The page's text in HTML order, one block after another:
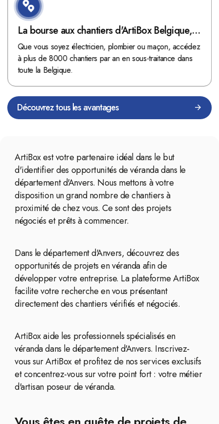
La bourse aux chantiers d'ArtiBox Belgique,
véritable mine d'or !
Que vous soyez électricien, plombier ou maçon, accédez
à plus de 8000 chantiers par an en sous-traitance dans
toute la Belgique.
Découvrez tous les avantages
ArtiBox est votre partenaire idéal dans le but
d'identifier des opportunités de véranda dans le
département d'Anvers. Nous mettons à votre
disposition un grand nombre de chantiers à
proximité de chez vous. Ce sont des projets
négociés et prêts à commencer.
Dans le département d'Anvers, découvrez des
opportunités de projets en véranda afin de
développer votre entreprise. La plateforme ArtiBox
facilite votre recherche en vous présentant
directement des chantiers vérifiés et négociés.
ArtiBox aide les professionnels spécialisés en
véranda dans le département d'Anvers. Inscrivez-
vous sur ArtiBox et profitez de nos services exclusifs
et concentrez-vous sur votre point fort : votre métier
d'artisan poseur de véranda.